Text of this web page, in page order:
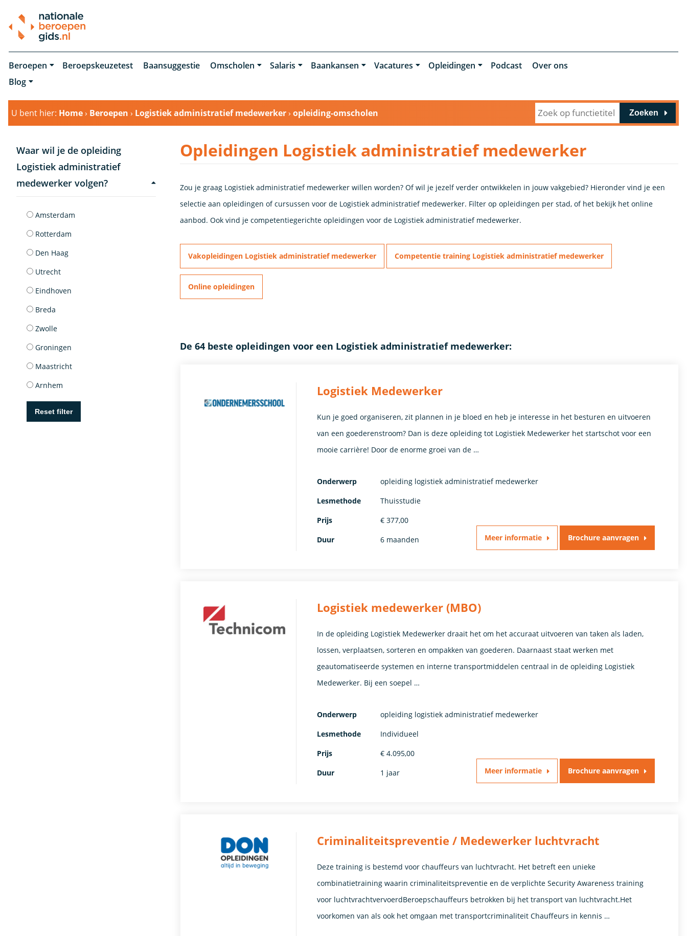
Beroepen Beroepskeuzetest Baansuggestie Omscholen Salaris Baankansen Vacatures Opleidingen Podcast
Over ons
Blog
U bent hier: Home› Beroepen › Logistiek administratief medewerker› opleiding-omscholen Zoeken
Waar wil je de opleiding
Logistiek administratief
medewerker volgen?
Amsterdam
Rotterdam
Den Haag
Utrecht
Eindhoven
Breda
Zwolle
Groningen
Maastricht
Arnhem
Reset filter
Opleidingen Logistiek administratief medewerker
Zou je graag Logistiek administratief medewerker willen worden? Of wil je jezelf verder ontwikkelen in jouw vakgebied? Hieronder vind je een
selectie aan opleidingen of cursussen voor de Logistiek administratief medewerker. Filter op opleidingen per stad, of het bekijk het online
aanbod. Ook vind je competentiegerichte opleidingen voor de Logistiek administratief medewerker.
Vakopleidingen Logistiek administratief medewerker Competentie training Logistiek administratief medewerker
Online opleidingen
De 64 beste opleidingen voor een Logistiek administratief medewerker:
Logistiek Medewerker
Kun je goed organiseren, zit plannen in je bloed en heb je interesse in het besturen en uitvoeren
van een goederenstroom? Dan is deze opleiding tot Logistiek Medewerker het startschot voor een
mooie carrière! Door de enorme groei van de …
Onderwerp
opleiding logistiek administratief medewerker
Lesmethode
Thuisstudie
Prijs
€ 377,00
Duur
6 maanden Meer informatie Brochure aanvragen
Logistiek medewerker (MBO)
In de opleiding Logistiek Medewerker draait het om het accuraat uitvoeren van taken als laden,
lossen, verplaatsen, sorteren en ompakken van goederen. Daarnaast staat werken met
geautomatiseerde systemen en interne transportmiddelen centraal in de opleiding Logistiek
Medewerker. Bij een soepel …
Onderwerp
opleiding logistiek administratief medewerker
Lesmethode
Individueel
Prijs
€ 4.095,00
Duur
1 jaar Meer informatie Brochure aanvragen
Criminaliteitspreventie / Medewerker luchtvracht
Deze training is bestemd voor chauffeurs van luchtvracht. Het betreft een unieke
combinatietraining waarin criminaliteitspreventie en de verplichte Security Awareness training
voor luchtvrachtvervoerdBeroepschauffeurs betrokken bij het transport van luchtvracht.Het
voorkomen van als ook het omgaan met transportcriminaliteit Chauffeurs in kennis …